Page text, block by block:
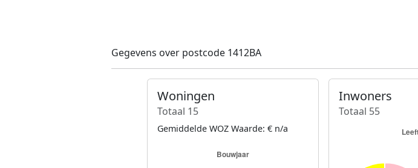
Gegevens over postcode 1412BA
Woningen
Totaal 15
Gemiddelde WOZ Waarde: € n/a
Inwoners
Totaal 55